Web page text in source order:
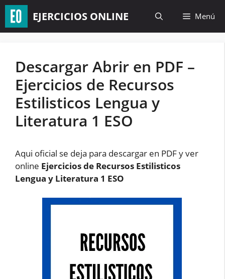
Saltar
contenido
EJERCICIOS ONLINE Menú
Descargar Abrir en PDF –
Ejercicios de Recursos
Estilisticos Lengua y
Literatura 1 ESO
Aqui oficial se deja para descargar en PDF y ver
online Ejercicios de Recursos Estilisticos
Lengua y Literatura 1 ESO